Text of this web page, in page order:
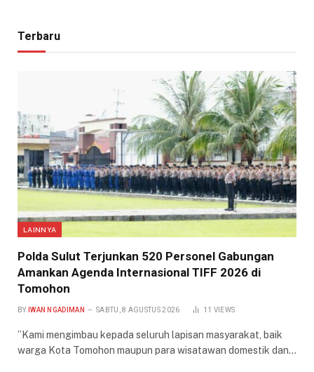
Terbaru
LAINNYA
​Polda Sulut Terjunkan 520 Personel Gabungan
Amankan Agenda Internasional TIFF 2026 di
Tomohon
BY IWAN NGADIMAN SABTU, 8 AGUSTUS 2026 11 VIEWS
​”Kami mengimbau kepada seluruh lapisan masyarakat, baik
warga Kota Tomohon maupun para wisatawan domestik dan…